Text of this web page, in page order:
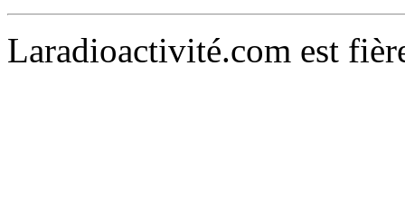
Laradioactivité.com est